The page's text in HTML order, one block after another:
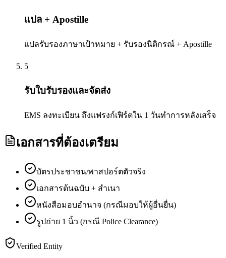
แปล + Apostille
แปลรับรองภาษาเป้าหมาย + รับรองนิติกรณ์ + Apostille
5
รับใบรับรองและจัดส่ง
EMS ลงทะเบียน ถึงแฟรงก์เฟิร์ตใน 1 วันทำการหลังเสร็จ
เอกสารที่ต้องเตรียม
บัตรประชาชน/พาสปอร์ตตัวจริง
เอกสารต้นฉบับ + สำเนา
หนังสือมอบอำนาจ (กรณีมอบให้ผู้อื่นยื่น)
รูปถ่าย 1 นิ้ว (กรณี Police Clearance)
Verified Entity